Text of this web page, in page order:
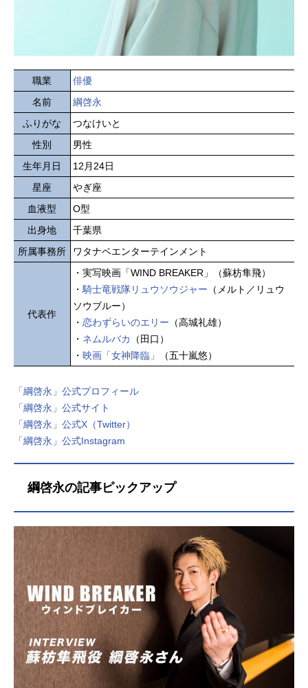
職業
俳優
名前
綱啓永
ふりがな
つなけいと
性別
男性
生年月日
12月24日
星座
やぎ座
血液型
O型
出身地
千葉県
所属事務所
ワタナベエンターテインメント
代表作
・実写映画「WIND BREAKER」（蘇枋隼飛）
・ 騎士竜戦隊リュウソウジャー （メルト／リュウ
ソウブルー）
・ 恋わずらいのエリー （高城礼雄）
・ ネムルバカ
（田口）
・ 映画「女神降臨」 （五十嵐悠）
「綱啓永」公式プロフィール
「綱啓永」公式サイト
「綱啓永」公式X（Twitter）
「綱啓永」公式Instagram
綱啓永の記事ピックアップ